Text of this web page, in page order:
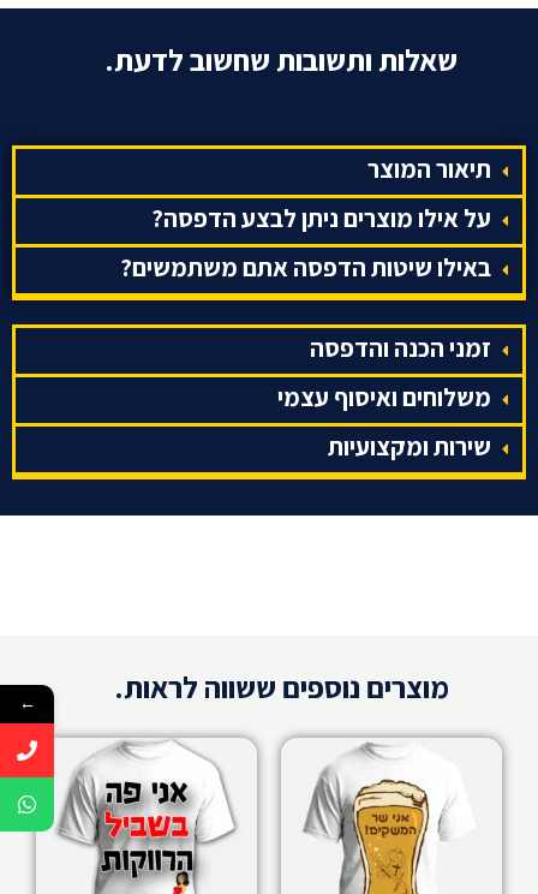
שאלות ותשובות שחשוב לדעת.
תיאור המוצר
על אילו מוצרים ניתן לבצע הדפסה?
באילו שיטות הדפסה אתם משתמשים?
זמני הכנה והדפסה
משלוחים ואיסוף עצמי
שירות ומקצועיות
מוצרים נוספים ששווה לראות. ←